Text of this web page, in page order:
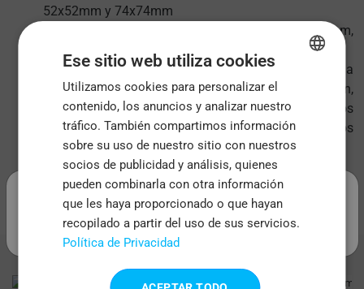
52x52mm y 74x74mm
52x37mm, 74x52mm,
Imanes con forma:Envíanos tu diseño, la
información que deseas incluir (teléfono, dirección,
web, e-mail...) y el tamaño en milímetros. Nosotros
nos encargamos de crear imanes troquelados
perfectos que representen tu marca.
.
ENGLISH
FRENCH
ITALIAN
PORTUGUESE
Ese sitio web utiliza cookies
Utilizamos cookies para personalizar el
contenido, los anuncios y analizar nuestro
tráfico. También compartimos información
sobre su uso de nuestro sitio con nuestros
socios de publicidad y análisis, quienes
pueden combinarla con otra información
que les haya proporcionado o que hayan
recopilado a partir del uso de sus servicios.
Política de Privacidad